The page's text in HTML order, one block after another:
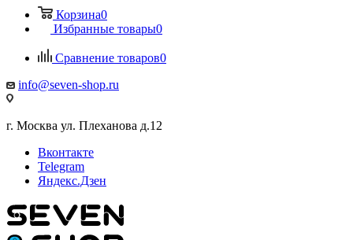
Корзина0
Избранные товары0
Сравнение товаров0
info@seven-shop.ru
г. Москва ул. Плеханова д.12
Вконтакте
Telegram
Яндекс.Дзен